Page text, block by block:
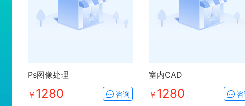
Ps图像处理
￥ 1280 咨询
室内CAD
￥ 1280